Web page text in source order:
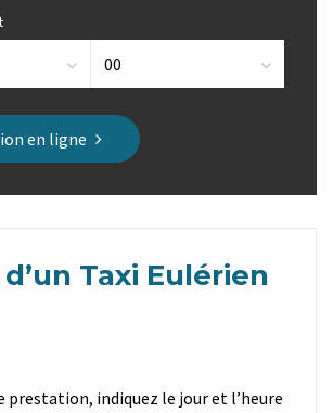
en ligne
Taxi Eulérien
prestation, indiquez le jour et l’heure